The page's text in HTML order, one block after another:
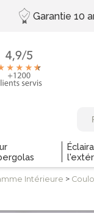
Garantie 10
Intérieure >